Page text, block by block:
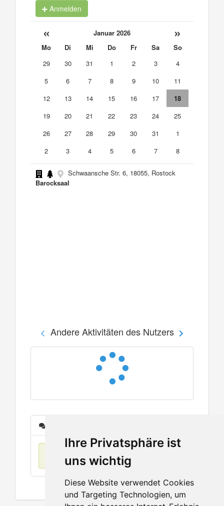
Ihre Privatsphäre ist
uns wichtig
Diese Website verwendet Cookies
und Targeting Technologien, um
Anmelden
« Januar 2026 »
Mo Di Mi Do Fr Sa
So
29
30 31 1 2 3
4
5
6 7 8 9 10
11
12
13 14 15 16 17
18
19
20 21 22 23 24
25
26
27 28 29 30 31
1
2
3 4 5 6 7 8
Schwaansche Str. 6, 18055, Rostock
Barocksaal
Andere Aktivitäten des Nutzers
Keine Einträge